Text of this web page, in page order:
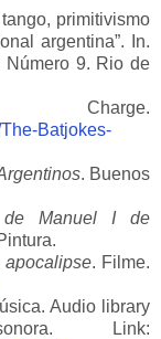
tango, primitivismo
argentina”. In.
Número 9. Rio de
Batjokes-
. Buenos
de Manuel I de
apocalipse. Filme.
Audio library
Link: